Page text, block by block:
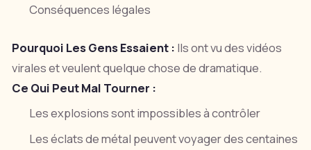
Conséquences légales
Pourquoi Les Gens Essaient : Ils ont vu des vidéos
virales et veulent quelque chose de dramatique.
Ce Qui Peut Mal Tourner :
Les explosions sont impossibles à contrôler
Les éclats de métal peuvent voyager des centaines